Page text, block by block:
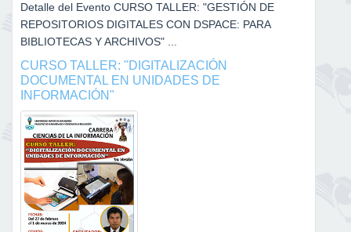
Detalle del Evento CURSO TALLER: "GESTIÓN DE
REPOSITORIOS DIGITALES CON DSPACE: PARA
BIBLIOTECAS Y ARCHIVOS" ...
CURSO TALLER: "DIGITALIZACIÓN
DOCUMENTAL EN UNIDADES DE
INFORMACIÓN"